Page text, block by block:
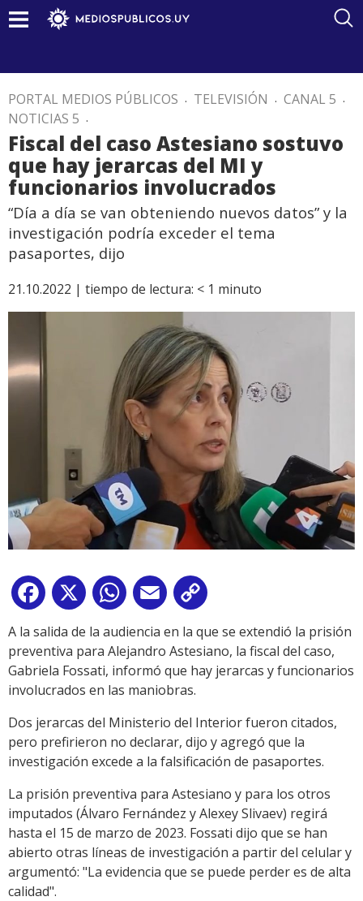
PORTAL MEDIOS PÚBLICOS . TELEVISIÓN . CANAL 5 .
NOTICIAS 5 .
Fiscal del caso Astesiano sostuvo
que hay jerarcas del MI y
funcionarios involucrados
“Día a día se van obteniendo nuevos datos” y la
investigación podría exceder el tema
pasaportes, dijo
21.10.2022 | tiempo de lectura: < 1 minuto
Facebook
X WhatsApp
Email
Link
A la salida de la audiencia en la que se extendió la prisión
preventiva para Alejandro Astesiano, la fiscal del caso,
Gabriela Fossati, informó que hay jerarcas y funcionarios
involucrados en las maniobras.
Dos jerarcas del Ministerio del Interior fueron citados,
pero prefirieron no declarar, dijo y agregó que la
investigación excede a la falsificación de pasaportes.
La prisión preventiva para Astesiano y para los otros
imputados (Álvaro Fernández y Alexey Slivaev) regirá
hasta el 15 de marzo de 2023. Fossati dijo que se han
abierto otras líneas de investigación a partir del celular y
argumentó: "La evidencia que se puede perder es de alta
calidad".